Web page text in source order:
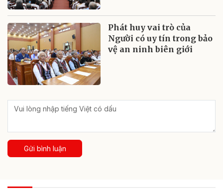
Phát huy vai trò của
Người có uy tín trong bảo
vệ an ninh biên giới
Gửi bình luận